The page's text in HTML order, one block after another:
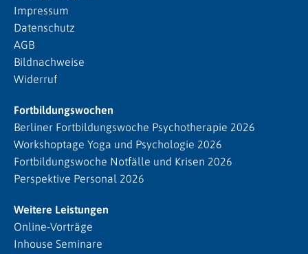
Impressum
Datenschutz
AGB
Bildnachweise
Widerruf
Fortbildungswochen
Berliner Fortbildungswoche Psychotherapie 2026
Workshoptage Yoga und Psychologie 2026
Fortbildungswoche Notfälle und Krisen 2026
Perspektive Personal 2026
Weitere Leistungen
Online-Vorträge
Inhouse Seminare